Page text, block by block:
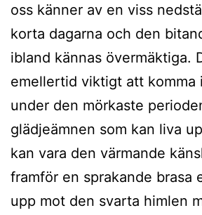
oss känner av en viss
korta dagarna och den
ibland kännas övermäktiga.
emellertid viktigt att komma
under den mörkaste
glädjeämnen som kan liva
kan vara den värmande
framför en sprakande brasa
upp mot den svarta himlen